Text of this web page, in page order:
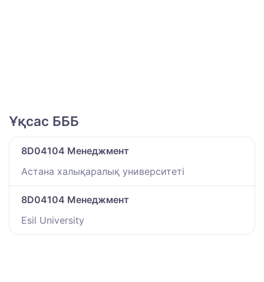
Ұқсас БББ
8D04104 Менеджмент
Астана халықаралық университеті
8D04104 Менеджмент
Esil University